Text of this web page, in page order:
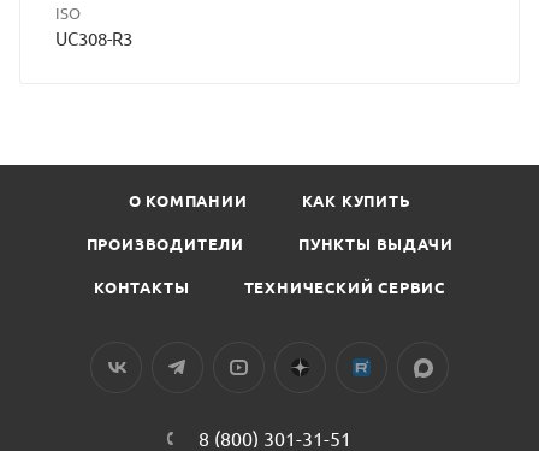
ISO
UC308-R3
О КОМПАНИИ КАК КУПИТЬ
ПРОИЗВОДИТЕЛИ ПУНКТЫ ВЫДАЧИ
КОНТАКТЫ ТЕХНИЧЕСКИЙ СЕРВИС
8 (800) 301-31-51